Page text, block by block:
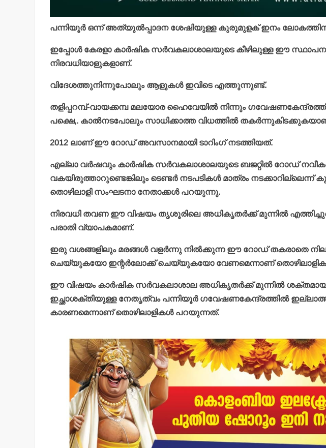
പന്നിയൂര്‍ ഒന്ന് അത്യുല്‍പ്പാദന ശേഷിയുള്ള കുരുമുളക് ഇനം
ഇപ്പോള്‍ കേരളാ കാര്‍ഷിക സര്‍വകലാശാലയുടെ കീഴിലുള്ള ഈ
നിരവധിയാളുകളാണ്.
വിദേശത്തുനിന്നുപോലും ആളുകള്‍ ഇവിടെ എത്തുന്നുണ്ട്.
തളിപ്പറമ്പ്-വായക്കമ്പ മലയോര ഹൈവേയില്‍ നിന്നും
പക്ഷെ,. കാല്‍നടപോലും സാധിക്കാത്ത വിധത്തില്‍
2012 ലാണ് ഈ റോഡ് അവസാനമായി ടാറിംഗ് നടത്തിയത്.
എല്ലാ വര്‍ഷവും കാര്‍ഷിക സര്‍വകലാശാലയുടെ ബജറ്റില്‍ റോഡ്
വകയിരുത്താറുണ്ടെങ്കിലും ടെണ്ടര്‍ നടപടികള്‍ മാത്രം
തൊഴിലാളി സംഘടനാ നേതാക്കള്‍ പറയുന്നു.
നിരവധി തവണ ഈ വിഷയം തൃശൂരിലെ അധികൃതര്‍ക്ക് മുന്നില്‍
പരാതി വ്യാപകമാണ്.
ഇരു വശങ്ങളിലും മരങ്ങള്‍ വളര്‍ന്നു നില്‍ക്കുന്ന ഈ റോഡ് തകരാതെ
ചെയ്യുകയോ ഇന്റര്‍ലോക്ക് ചെയ്യുകയോ വേണമെന്നാണ്
ഈ വിഷയം കാര്‍ഷിക സര്‍വകലാശാല അധികൃതര്‍ക്ക് മുന്നില്‍ ശക്തമായി
ഇച്ഛാശക്തിയുള്ള നേതൃത്വം പന്നിയൂര്‍ ഗവേഷണകേന്ദ്രത്തില്‍
കാരണമെന്നാണ് തൊഴിലാളികള്‍ പറയുന്നത്.